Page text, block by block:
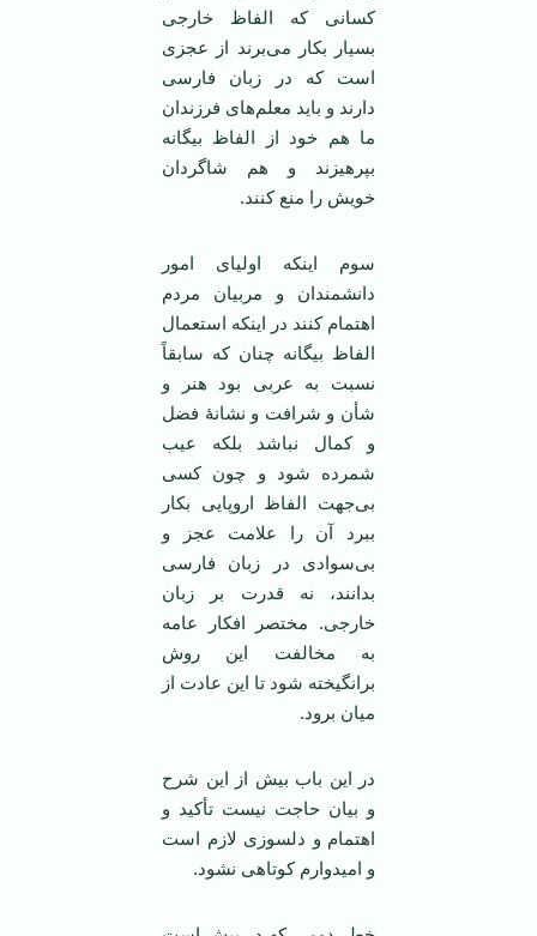
کسانی که الفاظ خارجی
بسیار بکار می‌برند از عجزی
است که در زبان فارسی
دارند و باید معلم‌های فرزندان
ما هم خود از الفاظ بیگانه
بپرهیزند و هم شاگردان
خویش را منع کنند.
سوم اینکه اولیای امور
دانشمندان و مربیان مردم
اهتمام کنند در اینکه استعمال
الفاظ بیگانه چنان که سابقاً
نسبت به عربی بود هنر و
شأن و شرافت و نشانۀ فضل
و کمال نباشد بلکه عیب
شمرده شود و چون کسی
بی‌جهت الفاظ اروپایی بکار
ببرد آن را علامت عجز و
بی‌سوادی در زبان فارسی
بدانند، نه قدرت بر زبان
خارجی. مختصر افکار عامه
به مخالفت این روش
برانگیخته شود تا این عادت از
میان برود.
در این باب بیش از این شرح
و بیان حاجت نیست تأکید و
اهتمام و دلسوزی لازم است
و امیدوارم کوتاهی نشود.